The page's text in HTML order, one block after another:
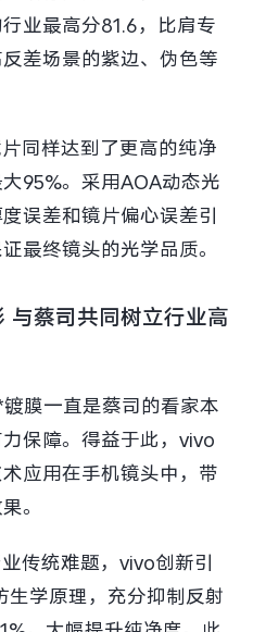
业最高分81.6，比肩专
差场景的紫边、伪色等
同样达到了更高的纯净
95%。采用AOA动态光
误差和镜片偏心误差引
最终镜头的光学品质。
与蔡司共同树立行业高
膜一直是蔡司的看家本
保障。得益于此，vivo
应用在手机镜头中，带
。
传统难题，vivo创新引
生学原理，充分抑制反射